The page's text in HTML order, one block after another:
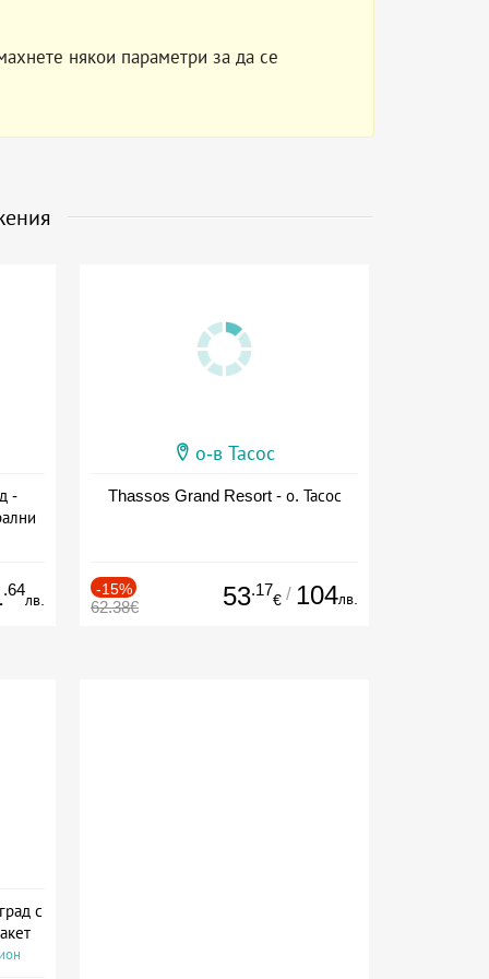
някои параметри за да се
-
.64
лв.
о-в Тасос
Thassos Grand Resort - о. Тасос
-15%
62.38€ 53.17
€ / 104лв.
с